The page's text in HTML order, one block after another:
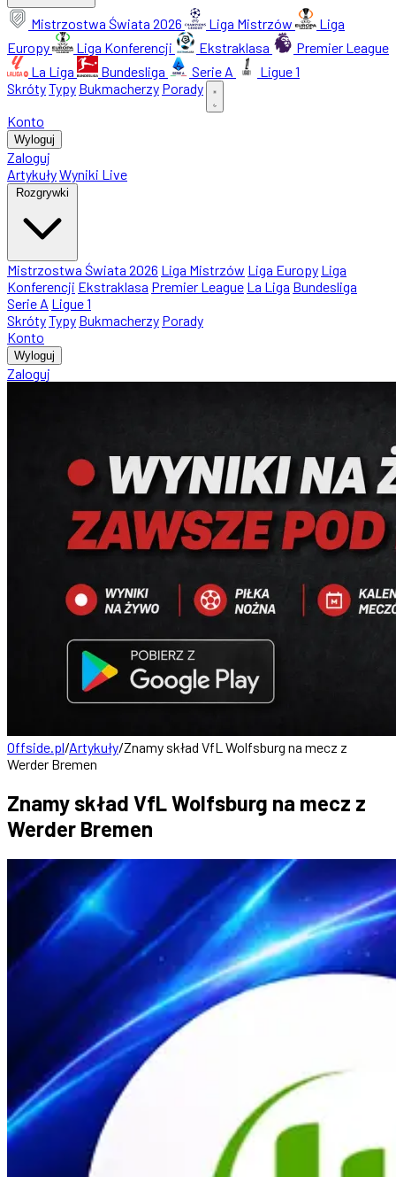
Mistrzostwa Świata 2026 Liga Mistrzów
Liga
Europy
Liga Konferencji Ekstraklasa
Premier League
La Liga
Bundesliga Serie A
Ligue 1
SkrótyTypy Bukmacherzy Porady
Konto
Wyloguj
Zaloguj
ArtykułyWyniki Live
Rozgrywki
Mistrzostwa Świata 2026 Liga Mistrzów Liga Europy Liga
Konferencji Ekstraklasa Premier League La Liga Bundesliga
Serie A Ligue 1
SkrótyTypy Bukmacherzy Porady
Konto
Wyloguj
Zaloguj
Offside.pl/Artykuły/Znamy skład VfL Wolfsburg na mecz z
Werder Bremen
Znamy skład VfL Wolfsburg na mecz z
Werder Bremen